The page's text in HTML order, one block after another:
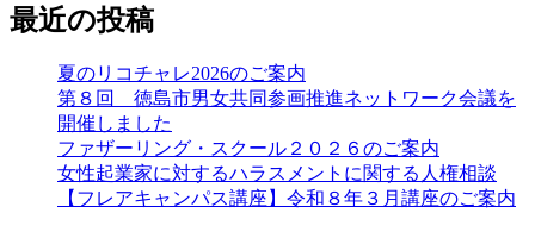
最近の投稿
夏のリコチャレ2026のご案内
第８回 徳島市男女共同参画推進ネットワーク会議を
開催しました
ファザーリング・スクール２０２６のご案内
女性起業家に対するハラスメントに関する人権相談
【フレアキャンパス講座】令和８年３月講座のご案内